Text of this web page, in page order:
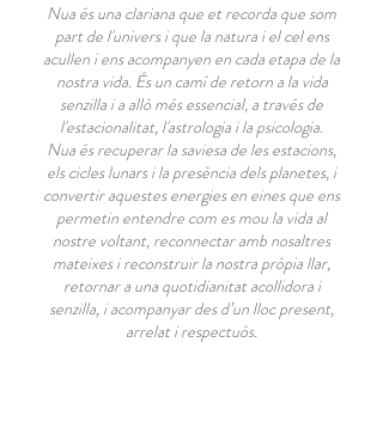
Nua és una clariana que et recorda que som
part de l'univers i que la natura i el cel ens
acullen i ens acompanyen en cada etapa de la
nostra vida. És un camí de retorn a la vida
senzilla i a allò més essencial, a través de
l'estacionalitat, l'astrologia i la psicologia.
Nua és recuperar la saviesa de les estacions,
els cicles lunars i la presència dels planetes, i
convertir aquestes energies en eines que ens
permetin entendre com es mou la vida al
nostre voltant, reconnectar amb nosaltres
mateixes i reconstruir la nostra pròpia llar,
retornar a una quotidianitat acollidora i
senzilla, i acompanyar des d’un lloc present,
arrelat i respectuós.